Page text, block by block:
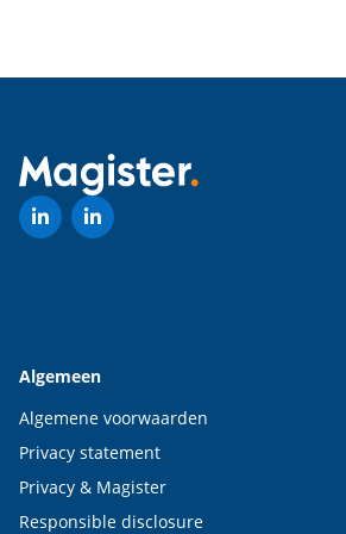
Algemeen
Algemene voorwaarden
Privacy statement
Privacy & Magister
Responsible disclosure